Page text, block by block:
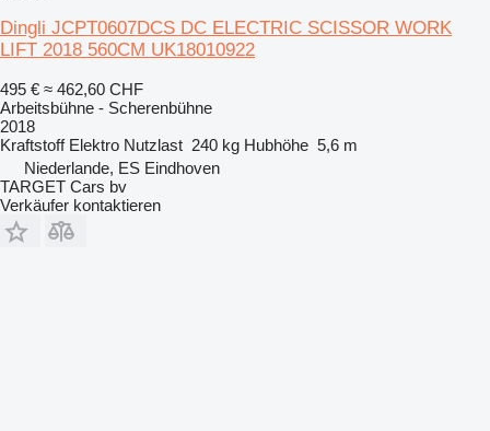
Dingli JCPT0607DCS DC ELECTRIC SCISSOR WORK
LIFT 2018 560CM UK18010922
495 € ≈ 462,60 CHF
Arbeitsbühne - Scherenbühne
2018
Kraftstoff Elektro Nutzlast 240 kg Hubhöhe 5,6 m
Niederlande, ES Eindhoven
TARGET Cars bv
Verkäufer kontaktieren